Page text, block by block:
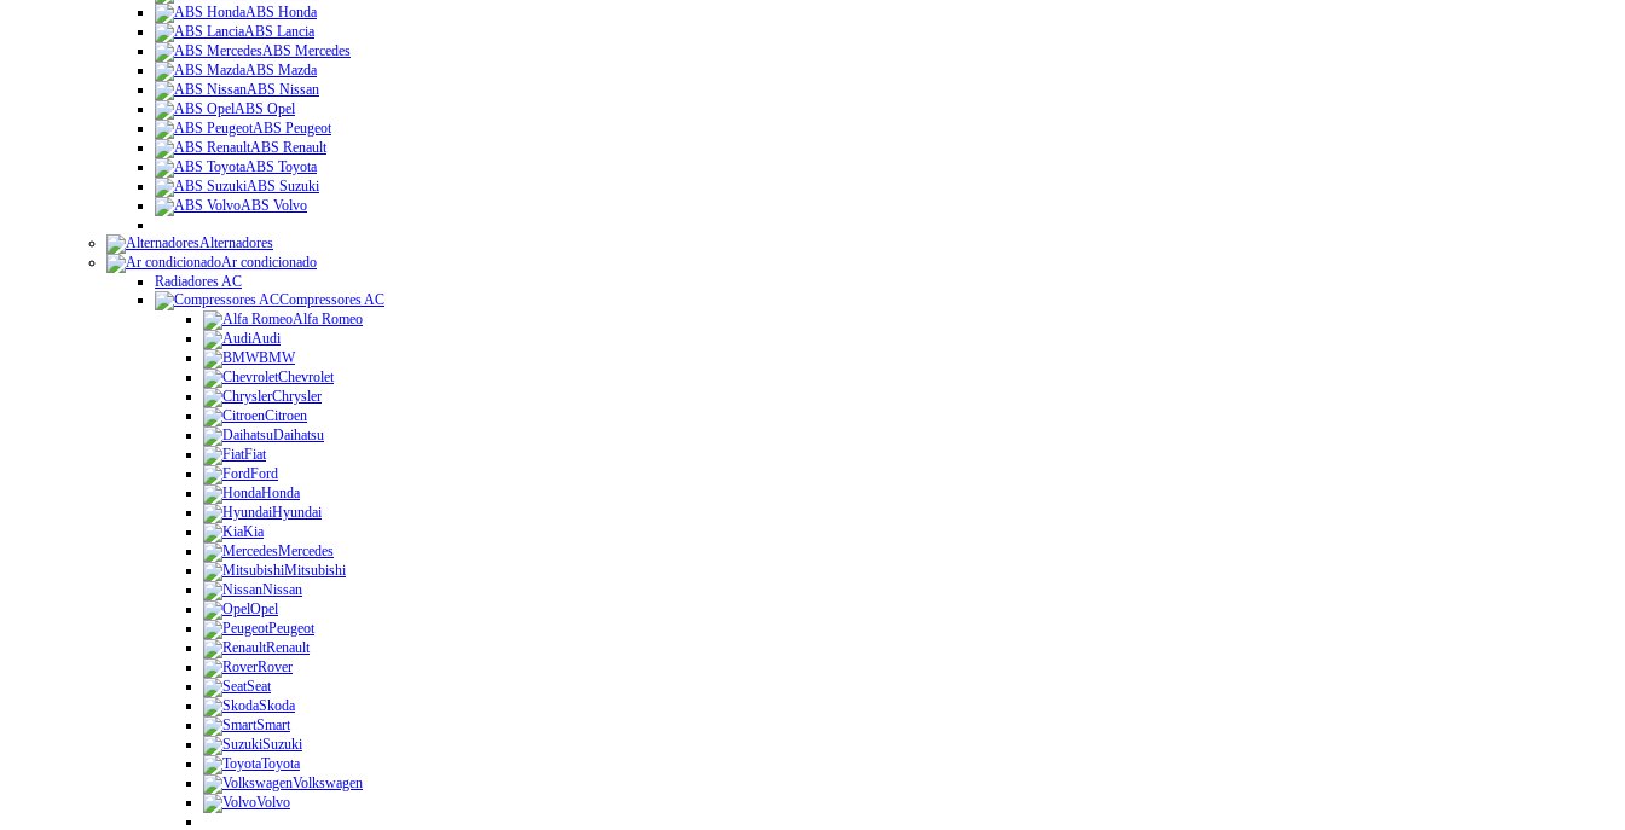
ABS Honda
ABS Lancia
ABS Mercedes
ABS Mazda
ABS Nissan
ABS Opel
ABS Peugeot
ABS Renault
ABS Toyota
ABS Suzuki
ABS Volvo
Alternadores
Ar condicionado
Radiadores AC
Compressores AC
Alfa Romeo
Audi
BMW
Chevrolet
Chrysler
Citroen
Daihatsu
Fiat
Ford
Honda
Hyundai
Kia
Mercedes
Mitsubishi
Nissan
Opel
Peugeot
Renault
Rover
Seat
Skoda
Smart
Suzuki
Toyota
Volkswagen
Volvo